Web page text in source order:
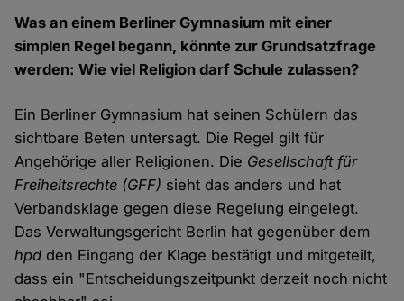
Was an einem Berliner Gymnasium mit einer
simplen Regel begann, könnte zur Grundsatzfrage
werden: Wie viel Religion darf Schule zulassen?
Ein Berliner Gymnasium hat seinen Schülern das
sichtbare Beten untersagt. Die Regel gilt für
Angehörige aller Religionen. Die Gesellschaft für
Freiheitsrechte (GFF) sieht das anders und hat
Verbandsklage gegen diese Regelung eingelegt.
Das Verwaltungsgericht Berlin hat gegenüber dem
hpd den Eingang der Klage bestätigt und mitgeteilt,
dass ein "Entscheidungszeitpunkt derzeit noch nicht